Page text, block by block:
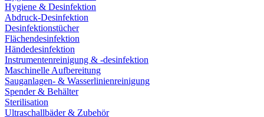
Hygiene & Desinfektion
Abdruck-Desinfektion
Desinfektionstücher
Flächendesinfektion
Händedesinfektion
Instrumentenreinigung & -desinfektion
Maschinelle Aufbereitung
Sauganlagen- & Wasserlinienreinigung
Spender & Behälter
Sterilisation
Ultraschallbäder & Zubehör